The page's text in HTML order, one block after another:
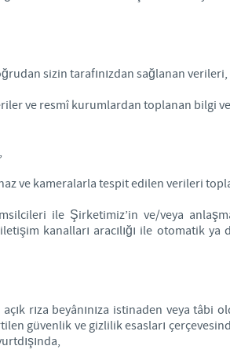
sizin tarafınızdan sağlanan verileri,
ve resmî kurumlardan toplanan bilgi
ve kameralarla tespit edilen verileri
ile Şirketimiz’in ve/veya
kanalları aracılığı ile otomatik ya
rıza beyânınıza istinaden veya tâbi
güvenlik ve gizlilik esasları